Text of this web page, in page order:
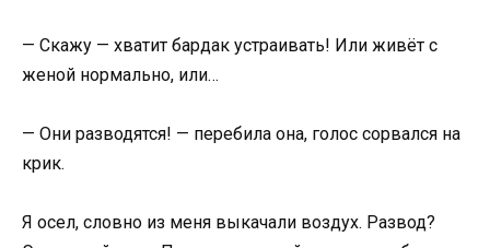
— Скажу — хватит бардак устраивать! Или живёт с
женой нормально, или…
— Они разводятся! — перебила она, голос сорвался на
крик.
Я осел, словно из меня выкачали воздух. Развод?